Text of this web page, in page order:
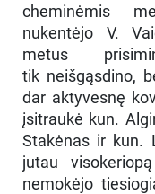
cheminėmis
nukentėjo V.
metus
tik neišgąsdino,
dar aktyvesnę
įsitraukė kun.
Stakėnas ir kun.
jutau
nemokėjo